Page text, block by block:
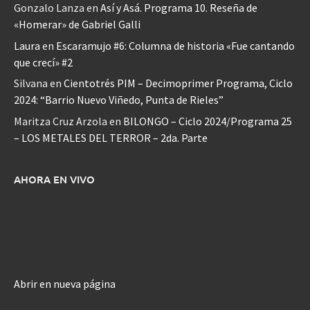
Gonzalo Lanza en Así y Asá. Programa 10. Reseña de
«Homerar» de Gabriel Galli
Laura en Escaramujo #6: Columna de historia «Fue cantando
que crecí» #2
Silvana en Cientotrés PIM – Decimoprimer Programa, Ciclo
2024: “Barrio Nuevo Viñedo, Punta de Rieles”
Maritza Cruz Arzola en BILONGO – Ciclo 2024/Programa 25
– LOS METALES DEL TERROR – 2da. Parte
AHORA EN VIVO
Abrir en nueva página